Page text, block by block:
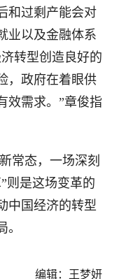
和过剩产能会对
业以及金融体系
转型创造良好的
，政府在着眼供
效需求。”章俊指
态，一场深刻
则是这场变革的
中国经济的转型
编辑：王梦妍